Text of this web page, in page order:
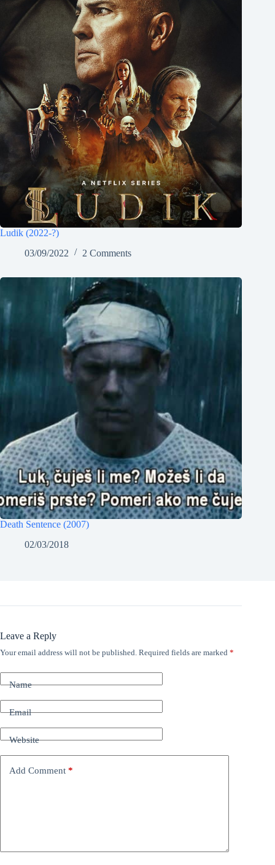
Ludik (2022-?)
03/09/2022
2 Comments
Death Sentence (2007)
02/03/2018
Leave a Reply
Your email address will not be published. Required fields are marked *
Name
Email
Website
Add Comment *